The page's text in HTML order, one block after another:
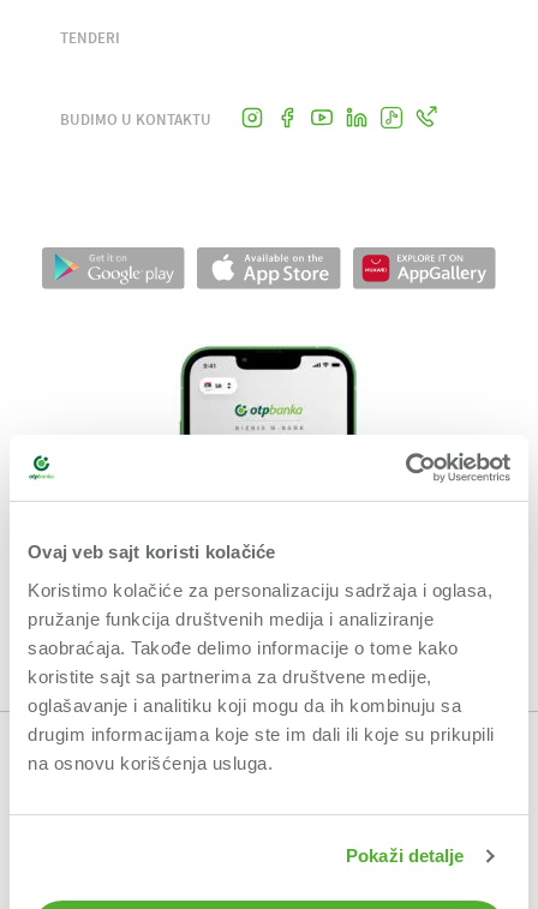
Ovaj veb sajt koristi kolačiće
Koristimo kolačiće za personalizaciju sadržaja i oglasa,
pružanje funkcija društvenih medija i analiziranje
saobraćaja. Takođe delimo informacije o tome kako
koristite sajt sa partnerima za društvene medije,
oglašavanje i analitiku koji mogu da ih kombinuju sa
drugim informacijama koje ste im dali ili koje su prikupili
na osnovu korišćenja usluga.
Pokaži detalje
TENDERI
BUDIMO U KONTAKTU
OPŠTI USLOVI POSLOVANJA
USLOVI KORIŠĆENJA